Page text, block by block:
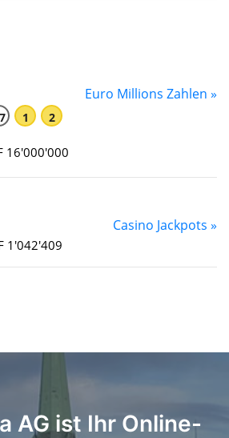
Euro Millions Zahlen »
1 2
16'000'000
Casino Jackpots »
1'042'409
AG ist Ihr Online-